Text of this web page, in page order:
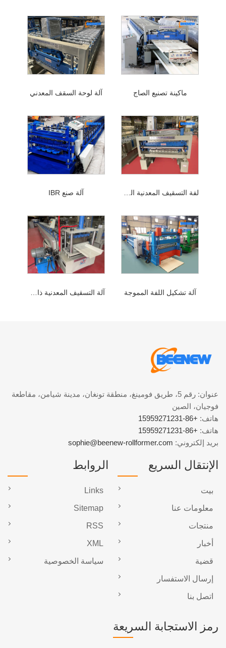
آلة لوحة السقف المعدني ماكينة تصنيع الصاج
آلة صنع IBR لفة التسقيف المعدنية السابقة
آلة تشكيل اللفة المموجة
عنوان: رقم 5، طريق فومينغ، منطقة تونغان، مدينة شيامن، مقاطعة
فوجيان، الصين
هاتف: +86-15959271231
هاتف: +86-15959271231
بريد إلكتروني: sophie@beenew-rollformer.com
الإنتقال السريع
بيت
معلومات عنا
منتجات
أخبار
قضية
إرسال الاستفسار
اتصل بنا
الروابط
Links
Sitemap
RSS
XML
سياسة الخصوصية
رمز الاستجابة السريعة